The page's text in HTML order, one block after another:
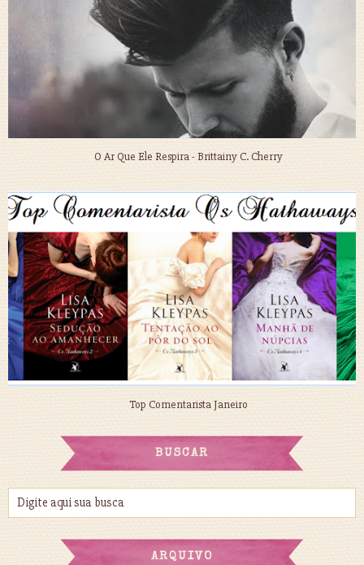
O Ar Que Ele Respira - Brittainy C. Cherry
Top Comentarista Janeiro
BUSCAR
ARQUIVO